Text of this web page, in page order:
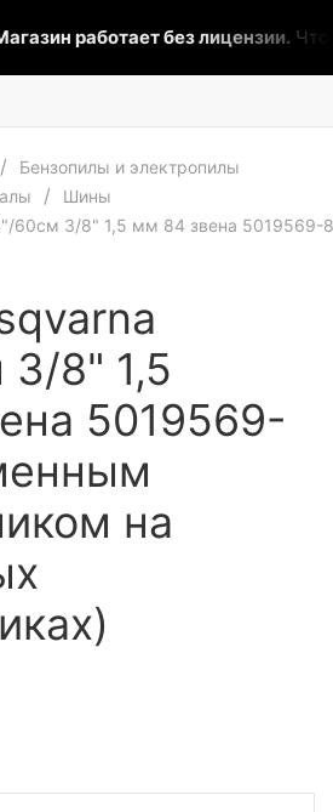
работает без лицензии.
Бензопилы и электропилы
Шины
60см 3/8" 1,5 мм 84 звена 5019569-
8" 1,5
5019569-
на